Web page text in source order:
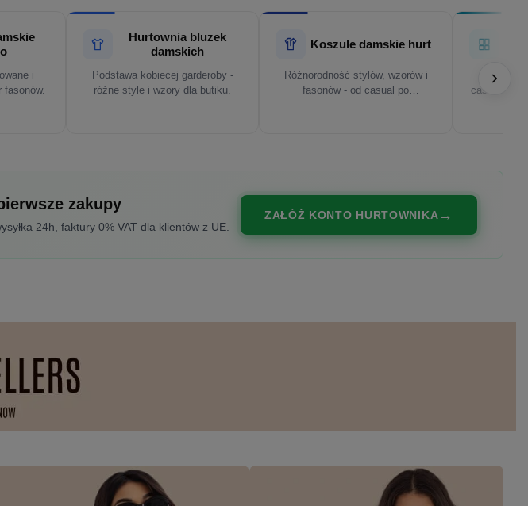
i
fasonów.
Hurtownia bluzek
damskich
Podstawa kobiecej garderoby -
różne style i wzory dla butiku.
Koszule damskie hurt
Różnorodność stylów, wzorów i
fasonów - od casual po
casualowe,
zakupy
24h, faktury 0% VAT dla klientów z UE.
ZAŁÓŻ KONTO HURTOWNIKA